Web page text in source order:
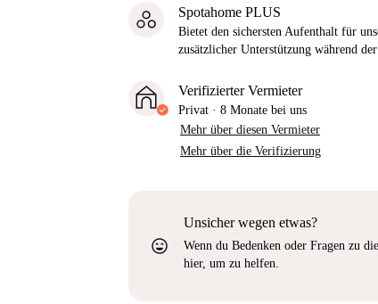
Spotahome PLUS
Bietet den sichersten Aufenthalt für
zusätzlicher Unterstützung während
Verifizierter Vermieter
Privat · 8 Monate bei uns
Mehr über diesen Vermieter
Mehr über die Verifizierung
sentiment_very_satisfied
Unsicher wegen etwas?
Wenn du Bedenken oder Fragen zu
hier, um zu helfen.